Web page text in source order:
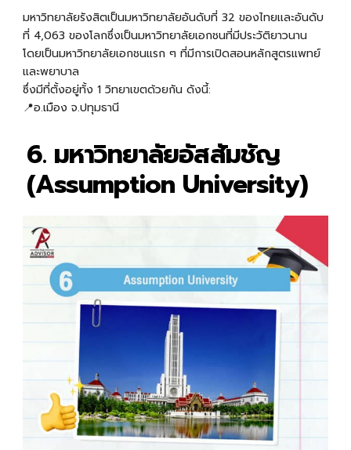
มหาวิทยาลัยรังสิตเป็นมหาวิทยาลัยอันดับที่ 32 ของไทยเเละอันดับ
ที่ 4,063 ของโลกซึ่งเป็นมหาวิทยาลัยเอกชนที่มีประวัติยาวนาน
โดยเป็นมหาวิทยาลัยเอกชนแรก ๆ ที่มีการเปิดสอนหลักสูตรแพทย์
และพยาบาล
ซึ่งมีที่ตั้งอยู่ทั้ง 1 วิทยาเขตด้วยกัน ดังนี้:
📍อ.เมือง จ.ปทุมธานี
6. มหาวิทยาลัยอัสสัมชัญ
(Assumption University)